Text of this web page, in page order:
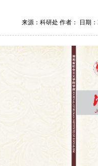
来源：科研处 作者： 日期：